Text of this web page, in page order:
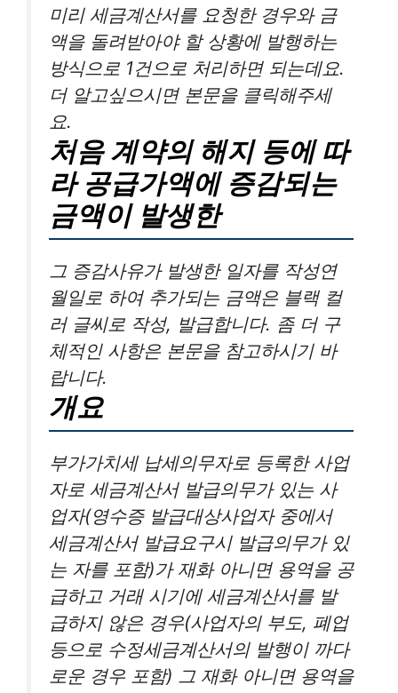
미리 세금계산서를 요청한 경우와 금
액을 돌려받아야 할 상황에 발행하는
방식으로 1건으로 처리하면 되는데요.
더 알고싶으시면 본문을 클릭해주세
요.
처음 계약의 해지 등에 따
라 공급가액에 증감되는
금액이 발생한
그 증감사유가 발생한 일자를 작성연
월일로 하여 추가되는 금액은 블랙 컬
러 글씨로 작성, 발급합니다. 좀 더 구
체적인 사항은 본문을 참고하시기 바
랍니다.
개요
부가가치세 납세의무자로 등록한 사업
자로 세금계산서 발급의무가 있는 사
업자(영수증 발급대상사업자 중에서
세금계산서 발급요구시 발급의무가 있
는 자를 포함)가 재화 아니면 용역을 공
급하고 거래 시기에 세금계산서를 발
급하지 않은 경우(사업자의 부도, 폐업
등으로 수정세금계산서의 발행이 까다
로운 경우 포함) 그 재화 아니면 용역을